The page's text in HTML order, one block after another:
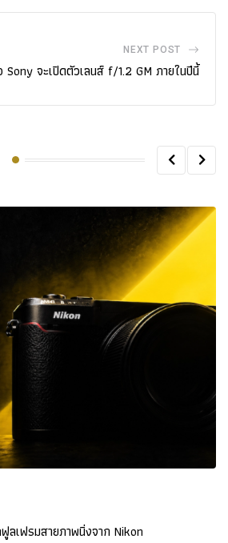
NEXT POST
Sony จะเปิดตัวเลนส์ f/1.2 GM ภายในปีนี้
เฟรมสายภาพนิ่งจาก Nikon